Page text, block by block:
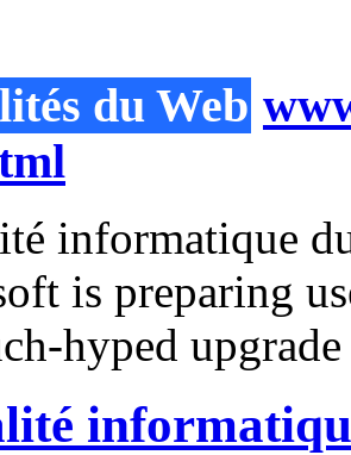
du Web
informatique
is preparing
hyped